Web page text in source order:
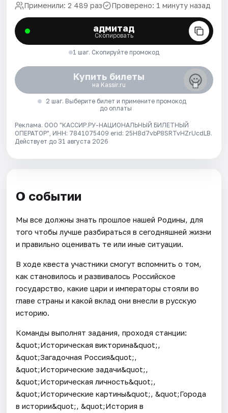
Применили: 2 489 раз Проверено: 1 минуту назад
адмитад
Скопировать
1 шаг. Скопируйте промокод
Купить билеты
на Kassir.ru
2 шаг. Выберите билет и примените промокод
до оплаты
Реклама. ООО "КАССИР.РУ-НАЦИОНАЛЬНЫЙ БИЛЕТНЫЙ
ОПЕРАТОР", ИНН: 7841075409 erid: 25H8d7vbP8SRTvHZrUcdLB.
Действует до 31 августа 2026
О событии
Мы все должны знать прошлое нашей Родины, для
того чтобы лучше разбираться в сегодняшней жизни
и правильно оценивать те или иные ситуации.
В ходе квеста участники смогут вспомнить о том,
как становилось и развивалось Российское
государство, какие цари и императоры стояли во
главе страны и какой вклад они внесли в русскую
историю.
Команды выполнят задания, проходя станции:
&quot;Историческая викторина&quot;,
&quot;Загадочная Россия&quot;,
&quot;Исторические задачи&quot;,
&quot;Историческая личность&quot;,
&quot;Исторические картины&quot;, &quot;Города
в истории&quot;, &quot;История в